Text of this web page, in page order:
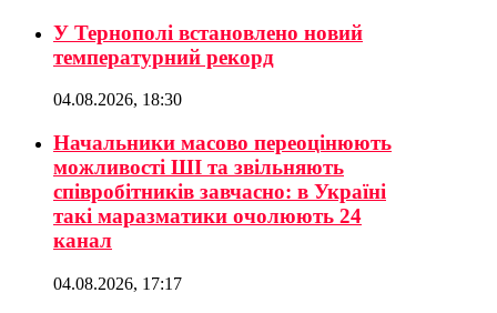
У Тернополі встановлено новий
температурний рекорд
04.08.2026, 18:30
Начальники масово переоцінюють
можливості ШІ та звільняють
співробітників завчасно: в Україні
такі маразматики очолюють 24
канал
04.08.2026, 17:17